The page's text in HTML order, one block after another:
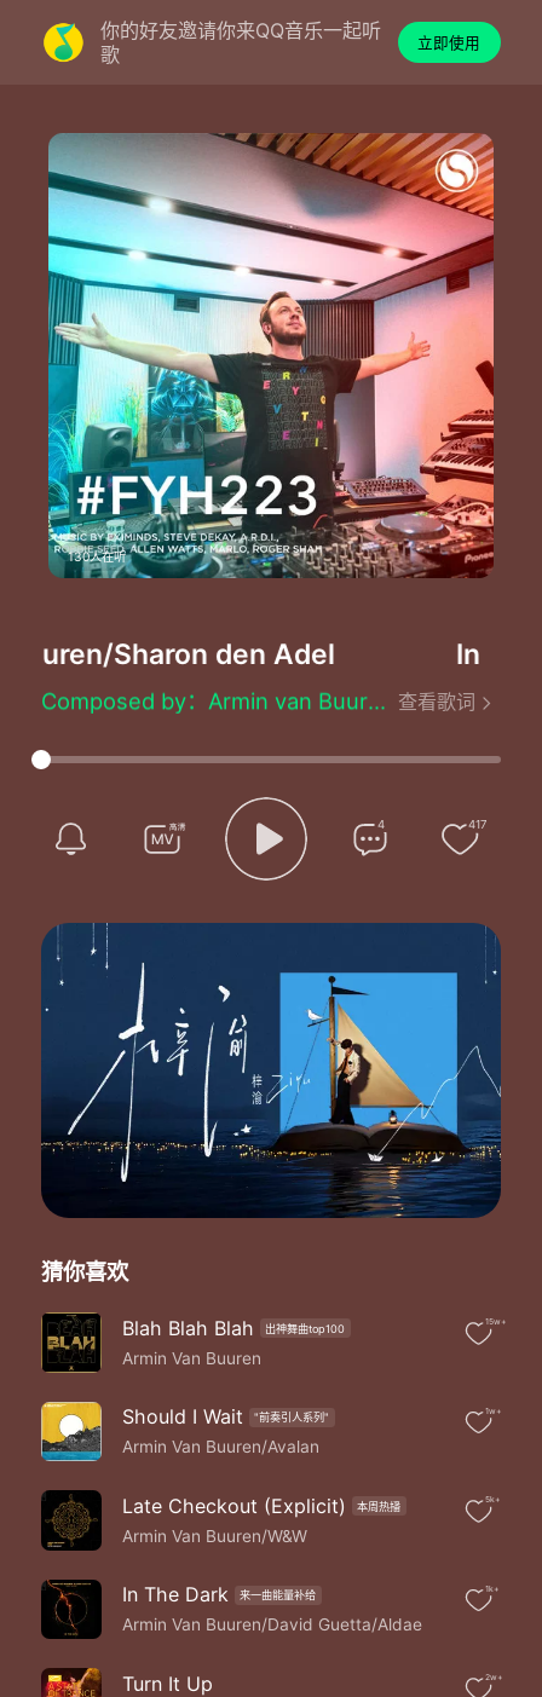
你的好友邀请你来QQ音乐一起听
歌
立即使用
130人在听
Sharon den Adel In
Composed by：Armin van Buuren/Sharon Den Adel/Benno de Goeij
Falling in and out of love
Your love your love
Falling in and out of love
Your love your love
Your love your love
Huu-huu-huu
Falling in and out of love
Your love
查看歌词
4 417
猜你喜欢
Blah Blah Blah 出神舞曲top100
Armin Van Buuren
15w+
Should I Wait "前奏引人系列"
Armin Van Buuren/Avalan
1w+
Late Checkout (Explicit) 本周热播
Armin Van Buuren/W&W
5k+
In The Dark 来一曲能量补给
Armin Van Buuren/David Guetta/Aldae
1k+
Turn It Up 2w+